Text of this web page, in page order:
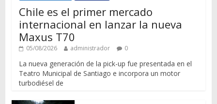
Chile es el primer mercado
internacional en lanzar la nueva
Maxus T70
05/08/2026 administrador 0
La nueva generación de la pick-up fue presentada en el
Teatro Municipal de Santiago e incorpora un motor
turbodiésel de